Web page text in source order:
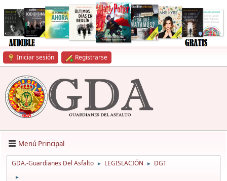
Iniciar sesión Registrarse
Menú Principal
GDA.-Guardianes Del Asfalto ► LEGISLACIÓN ► DGT
►